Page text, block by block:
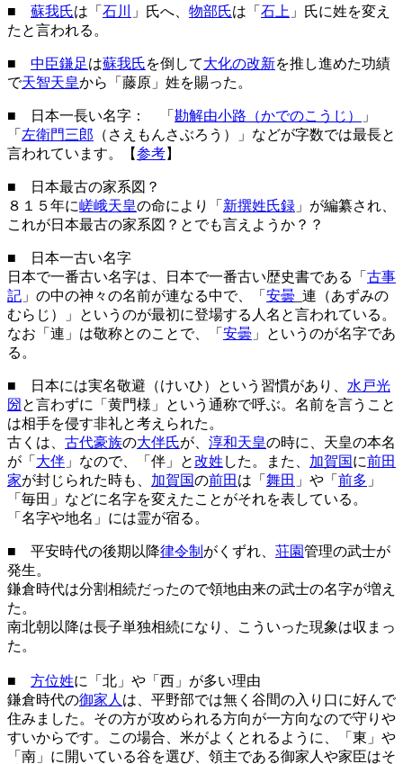
■ 蘇我氏は「 石川 」氏へ、 物部氏は「 石上 」氏に姓を変え
たと言われる。
■ 中臣鎌足は蘇我氏を倒して大化の改新を推し進めた功績
で天智天皇から「藤原」姓を賜った。
■ 日本一長い名字 ： 「 勘解由小路（かでのこうじ）
」
「 左衛門三郎 （さえもんさぶろう）」などが字数では最長と
言われています。【参考】
■ 日本最古の家系図 ？
８１５年に嵯峨天皇の命により「 新撰姓氏録 」が編纂され、
これが日本最古の家系図？とでも言えようか？？
■
日本一古い名字
日本で一番古い名字は、日本で一番古い歴史書である「 古事
記 」の中の神々の名前が連なる中で、「 安曇 _連（あずみの
むらじ）」というのが最初に登場する人名と言われている。
なお「連」は敬称とのことで、「 安曇 」というのが名字であ
る。
■ 日本には実名敬避（けいひ）という習慣があり、 水戸光
圀 と言わずに「黄門様」という通称で呼ぶ。名前を言うこと
は相手を侵す非礼と考えられた。
古くは、 古代豪族の大伴氏が、 淳和天皇の時に、天皇の本名
が「 大伴 」なので、「伴」と改姓 した。また、 加賀国に前田
家が封じられた時も、 加賀国の前田 は「 舞田 」や「 前多 」
「毎田」などに名字を変えたことがそれを表している。
「名字や地名」には霊が宿る。
■ 平安時代の後期以降律令制 がくずれ、 荘園管理の武士が
発生。
鎌倉時代は分割相続だったので領地由来の武士の名字が増え
た。
南北朝以降は長子単独相続になり、こういった現象は収まっ
た。
■ 方位姓に「北」や「西」が多い理由
鎌倉時代の御家人 は、平野部では無く谷間の入り口に好んで
住みました。その方が攻められる方向が一方向なので守りや
すいからです。この場合、米がよくとれるように、「東」や
「南」に開いている谷を選び、領主である御家人や家臣はそ